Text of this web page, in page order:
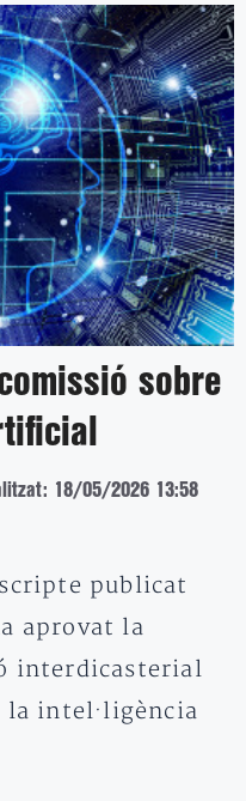
sobre
18/05/2026 13:58
publicat
aprovat la
interdicasterial
la intel·ligència